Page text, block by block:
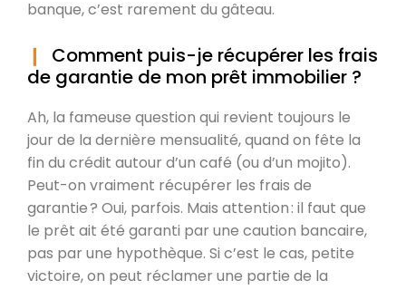
banque, c’est rarement du gâteau.
Comment puis-je récupérer les frais
de garantie de mon prêt immobilier ?
Ah, la fameuse question qui revient toujours le
jour de la dernière mensualité, quand on fête la
fin du crédit autour d’un café (ou d’un mojito).
Peut-on vraiment récupérer les frais de
garantie ? Oui, parfois. Mais attention : il faut que
le prêt ait été garanti par une caution bancaire,
pas par une hypothèque. Si c’est le cas, petite
victoire, on peut réclamer une partie de la